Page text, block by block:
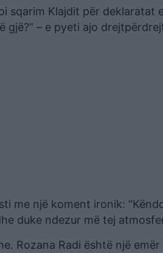
sqarim Klajdit për deklaratat
gjë?” – e pyeti ajo
me një koment ironik:
duke ndezur më tej
Rozana Radi është një